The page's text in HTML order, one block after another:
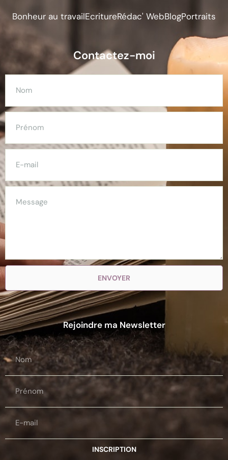
Bonheur au travailEcritureRédac' WebBlogPortraits
Contactez-moi
ENVOYER
Rejoindre ma Newsletter
INSCRIPTION